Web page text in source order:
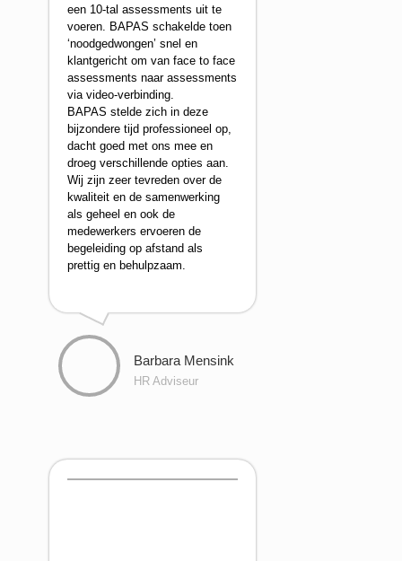
een 10-tal assessments uit te
voeren. BAPAS schakelde toen
‘noodgedwongen’ snel en
klantgericht om van face to face
assessments naar assessments
via video-verbinding.
BAPAS stelde zich in deze
bijzondere tijd professioneel op,
dacht goed met ons mee en
droeg verschillende opties aan.
Wij zijn zeer tevreden over de
kwaliteit en de samenwerking
als geheel en ook de
medewerkers ervoeren de
begeleiding op afstand als
prettig en behulpzaam.
Barbara Mensink
HR Adviseur